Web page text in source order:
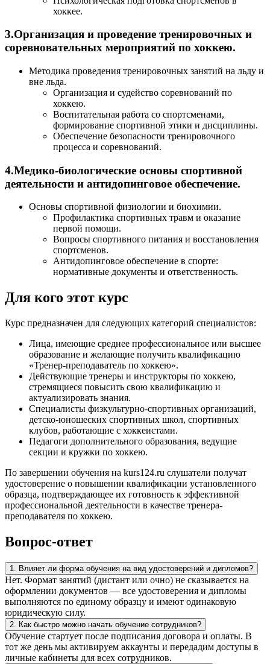
хоккее.
3.Организация и проведение тренировочных и
соревновательных мероприятий по хоккею.
Методика проведения тренировочных занятий на льду и
вне льда.
Организация и судейство соревнований по
хоккею.
Воспитательная работа со спортсменами,
формирование спортивной этики и дисциплины.
Обеспечение безопасности тренировочного
процесса и соревнований.
4.Медико-биологические основы спортивной
деятельности и антидопинговое обеспечение.
Основы спортивной физиологии и биохимии.
Профилактика спортивных травм и оказание
первой помощи.
Вопросы спортивного питания и восстановления
спортсменов.
Антидопинговое обеспечение в спорте:
нормативные документы и ответственность.
Для кого этот курс
Курс предназначен для следующих категорий специалистов:
Лица, имеющие среднее профессиональное или высшее
образование и желающие получить квалификацию
«Тренер-преподаватель по хоккею».
Действующие тренеры и инструкторы по хоккею,
стремящиеся повысить свою квалификацию и
актуализировать знания.
Специалисты физкультурно-спортивных организаций,
детско-юношеских спортивных школ, спортивных
клубов, работающие с хоккеистами.
Педагоги дополнительного образования, ведущие
секции и кружки по хоккею.
По завершении обучения на kurs124.ru слушатели получат
удостоверение о повышении квалификации установленного
образца, подтверждающее их готовность к эффективной
профессиональной деятельности в качестве тренера-
преподавателя по хоккею.
Вопрос-ответ
1. Влияет ли форма обучения на вид удостоверений и дипломов?
Нет. Формат занятий (дистант или очно) не сказывается на
оформлении документов — все удостоверения и дипломы
выполняются по единому образцу и имеют одинаковую
юридическую силу.
2. Как быстро можно начать обучение сотрудников?
Обучение стартует после подписания договора и оплаты. В
тот же день мы активируем аккаунты и передадим доступы в
личные кабинеты для всех сотрудников.